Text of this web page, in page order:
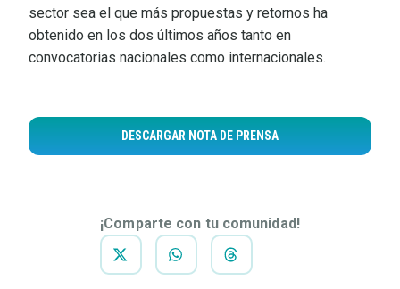
sector sea el que más propuestas y retornos ha
obtenido en los dos últimos años tanto en
convocatorias nacionales como internacionales.
DESCARGAR NOTA DE PRENSA
¡Comparte con tu comunidad!